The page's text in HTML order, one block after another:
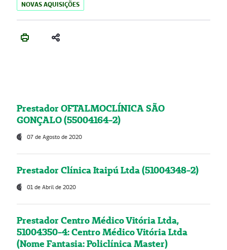
NOVAS AQUISIÇÕES
Prestador OFTALMOCLÍNICA SÃO
GONÇALO (55004164-2)
07 de Agosto de 2020
Prestador Clínica Itaipú Ltda (51004348-2)
01 de Abril de 2020
Prestador Centro Médico Vitória Ltda,
51004350-4: Centro Médico Vitória Ltda
(Nome Fantasia: Policlínica Master)